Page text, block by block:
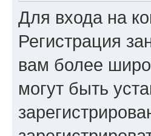
Для входа на
Регистрация
вам более
могут быть